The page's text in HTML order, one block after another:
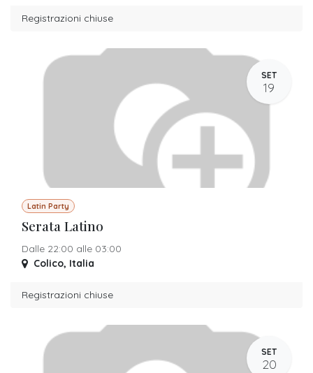
Registrazioni chiuse
SET
19
Latin Party
Serata Latino
Dalle 22:00 alle 03:00
Colico, Italia
Registrazioni chiuse
SET
20